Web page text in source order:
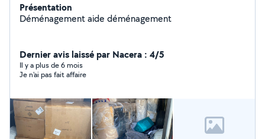
Présentation
Déménagement aide déménagement
Dernier avis laissé par Nacera : 4/5
Il y a plus de 6 mois
Je n'ai pas fait affaire